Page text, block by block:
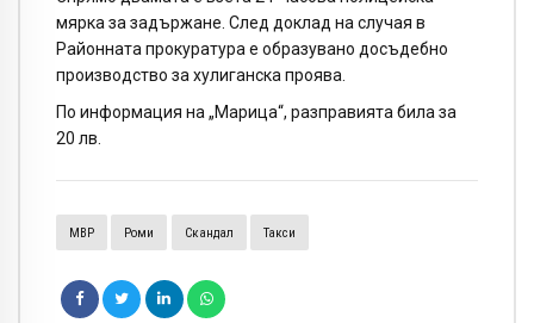
мярка за задържане. След доклад на случая в
Районната прокуратура е образувано досъдебно
производство за хулиганска проява.
По информация на „Марица“, разправията била за
20 лв.
МВР Роми Скандал Такси